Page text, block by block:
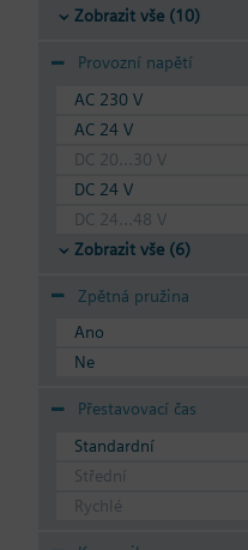
Zobrazit vše (10)
Provozní napětí
AC 230 V
AC 24 V
DC 20...30 V
DC 24 V
DC 24...48 V
Zobrazit vše (6)
Zpětná pružina
Ano
Ne
Přestavovací čas
Standardní
Střední
Rychlé